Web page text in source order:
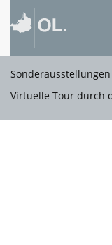
Sonderausstellungen
Virtuelle Tour durch